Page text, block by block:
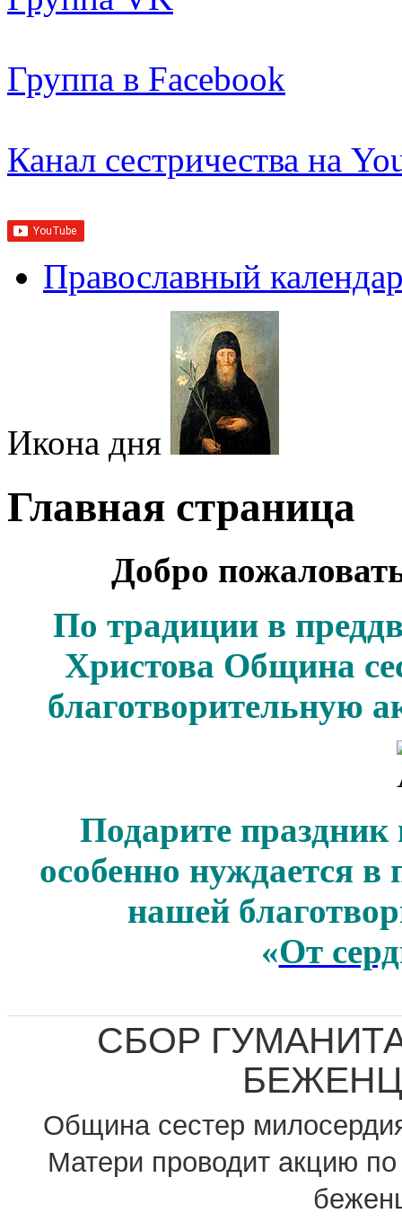
Группа в Facebook
Канал сестричества на
Православный
Икона дня
Главная страница
Добро
По традиции в
Христова Община
благотворительную
Подарите праздник
особенно нуждается
нашей
«От
СБОР
Община сестер
Матери проводит акцию